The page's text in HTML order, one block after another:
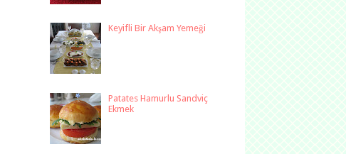
Keyifli Bir Akşam Yemeği
Patates Hamurlu Sandviç
Ekmek